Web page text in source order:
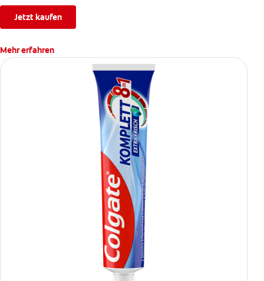
Jetzt kaufen
Mehr erfahren